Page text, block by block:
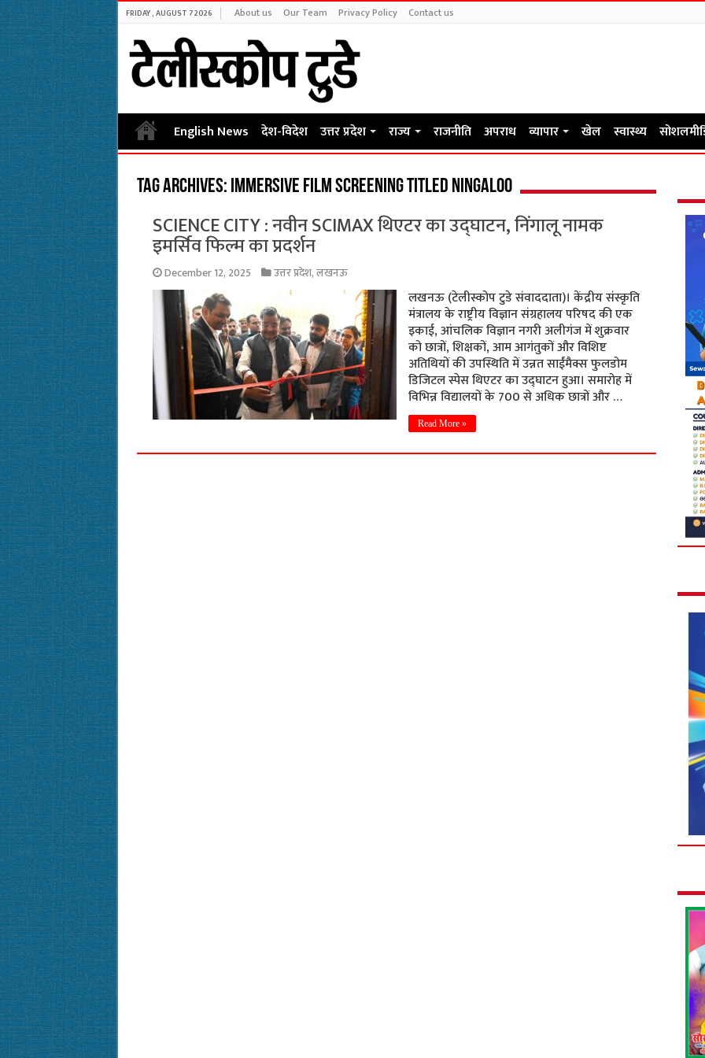
FRIDAY , AUGUST 7 2026 About us Our Team Privacy Policy Contact us
English News देश-विदेश उत्तर प्रदेश राज्य राजनीति अपराध व्यापार खेल स्वास्थ्य
Tag Archives: Immersive Film Screening Titled Ningaloo
SCIENCE CITY : नवीन SCIMAX थिएटर का उद्घाटन, निंगालू नामक
इमर्सिव फिल्म का प्रदर्शन
December 12, 2025 उत्तर प्रदेश,लखनऊ
लखनऊ (टेलीस्कोप टुडे संवाददाता)। केंद्रीय संस्कृति
मंत्रालय के राष्ट्रीय विज्ञान संग्रहालय परिषद की एक
इकाई, आंचलिक विज्ञान नगरी अलीगंज में शुक्रवार
को छात्रों, शिक्षकों, आम आगंतुकों और विशिष्ट
अतिथियों की उपस्थिति में उन्नत साईंमैक्स फुलडोम
डिजिटल स्पेस थिएटर का उद्घाटन हुआ। समारोह में
विभिन्न विद्यालयों के 700 से अधिक छात्रों और …
Read More »